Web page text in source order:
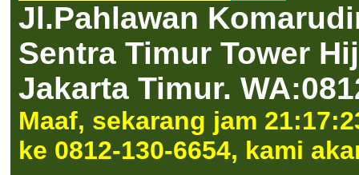
Jl.Pahlawan
Sentra Timur Tower
Jakarta Timur.
Maaf, sekarang jam
ke 0812-130-6654, kami